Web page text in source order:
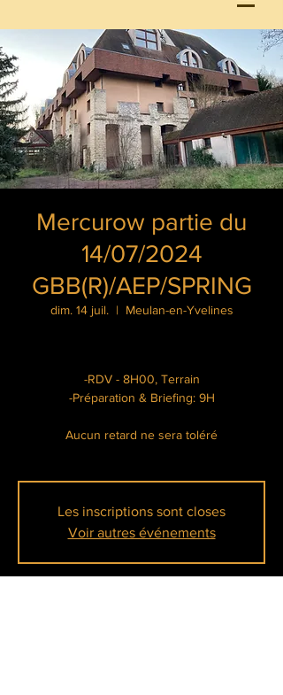
Mercurow partie du
14/07/2024
GBB(R)/AEP/SPRING
dim. 14 juil.
  |
Meulan-en-Yvelines
-RDV - 8H00, Terrain
-Préparation & Briefing: 9H
Aucun retard ne sera toléré
Les inscriptions sont closes
Voir autres événements